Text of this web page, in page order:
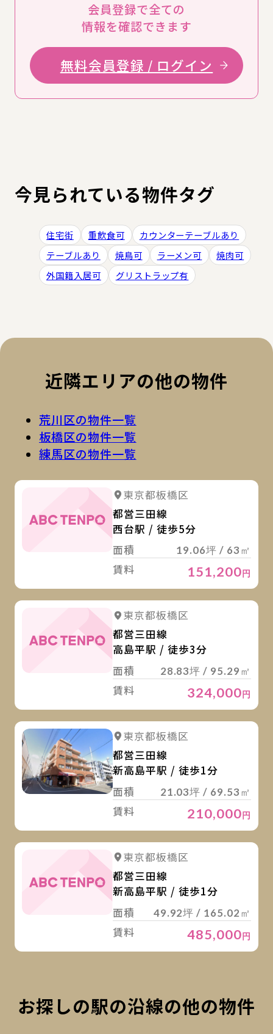
会員登録で全ての
情報を確認できます
無料会員登録 / ログイン
今見られている物件タグ
住宅街 重飲食可
カウンターテーブルあり
テーブルあり
焼鳥可 ラーメン可
焼肉可
外国籍入居可
グリストラップ有
近隣エリアの他の物件
荒川区の物件一覧
板橋区の物件一覧
練馬区の物件一覧
東京都板橋区
都営三田線
西台駅 / 徒歩5分
面積
19.06坪 / 63㎡
賃料 151,200円
東京都板橋区
都営三田線
高島平駅 / 徒歩3分
面積
28.83坪 / 95.29㎡
賃料 324,000円
詳細を見る
東京都板橋区
都営三田線
新高島平駅 / 徒歩1分
面積
21.03坪 / 69.53㎡
賃料 210,000円
東京都板橋区
都営三田線
新高島平駅 / 徒歩1分
面積
49.92坪 / 165.02㎡
賃料 485,000円
お探しの駅の沿線の他の物件